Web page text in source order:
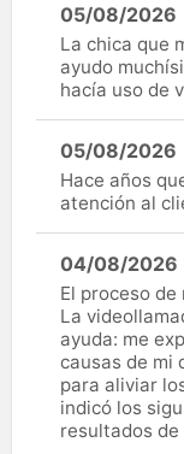
05/08/2026
La chica que
ayudo
hacía uso de
05/08/2026
Hace años
atención al
04/08/2026
El proceso
La
ayuda: me
causas de mi
para aliviar
indicó los
resultados